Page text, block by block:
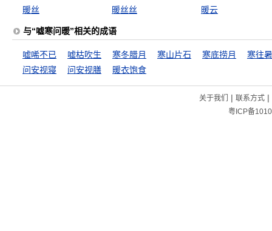
暖丝
暖丝丝 暖云
与“嘘寒问暖”相关的成语
嘘唏不已 嘘枯吹生 寒冬腊月 寒山片石 寒底捞月
寒往
问安视寝
问安视膳 暖衣饱食
关于我们 | 联系方式|
粤ICP备